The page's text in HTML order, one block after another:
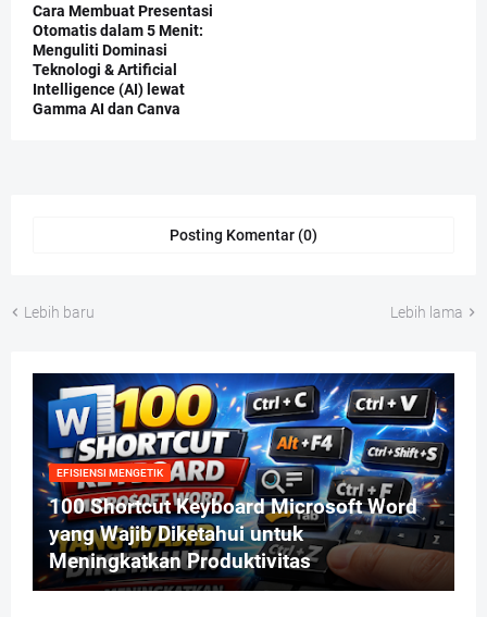
Cara Membuat Presentasi
Otomatis dalam 5 Menit:
Menguliti Dominasi
Teknologi & Artificial
Intelligence (AI) lewat
Gamma AI dan Canva
Posting Komentar (0)
Lebih baru Lebih lama
EFISIENSI MENGETIK
100 Shortcut Keyboard Microsoft Word
yang Wajib Diketahui untuk
Meningkatkan Produktivitas